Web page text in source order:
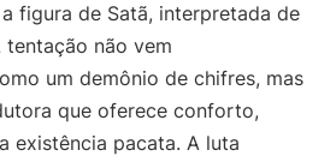
figura de Satã, interpretada de
não vem
um demônio de chifres, mas
que oferece conforto,
existência pacata. A luta